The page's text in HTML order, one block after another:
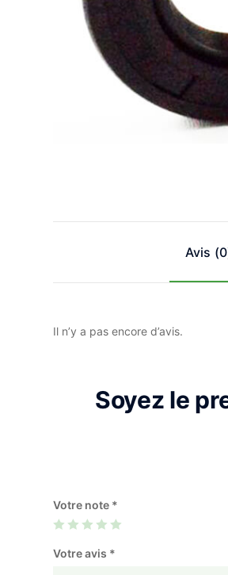
Avis
Il n’y a pas encore d’avis.
Soyez le
Votre note *
Votre avis *